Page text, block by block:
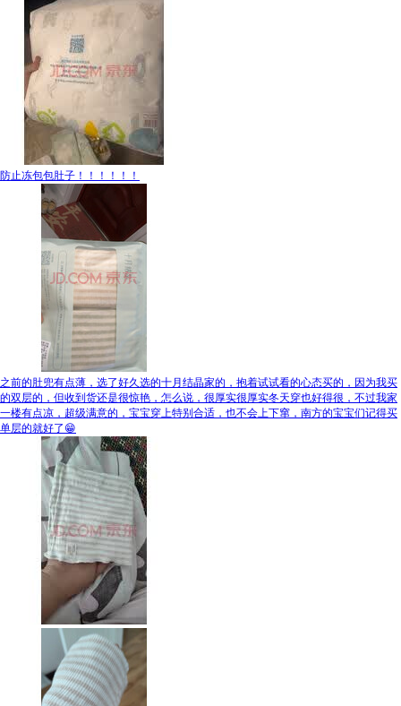
防止冻包包肚子！！！！！！
之前的肚兜有点薄，选了好久选的十月结晶家的，抱着试试看的心态买的，因为我买
的双层的，但收到货还是很惊艳，怎么说，很厚实很厚实冬天穿也好得很，不过我家
一楼有点凉，超级满意的，宝宝穿上特别合适，也不会上下窜，南方的宝宝们记得买
单层的就好了😁